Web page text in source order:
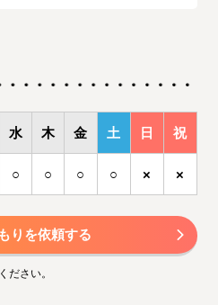
水 木 金 土 日 祝
○ ○ ○ ○ × ×
りを依頼する
ださい。